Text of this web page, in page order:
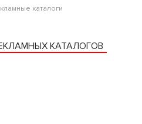
каталоги
КАТАЛОГОВ